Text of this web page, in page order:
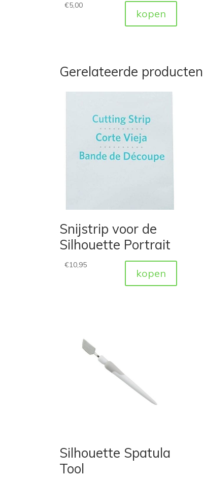
€5,00
kopen
Gerelateerde producten
Snijstrip voor de
Silhouette Portrait
€10,95
kopen
Silhouette Spatula
Tool